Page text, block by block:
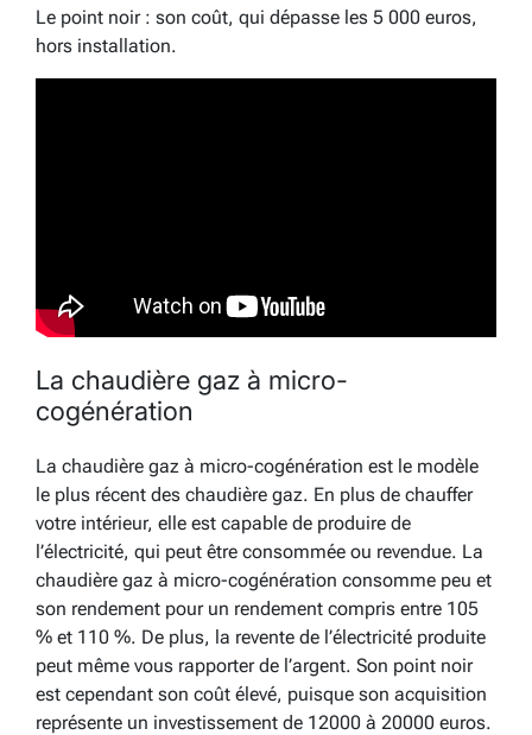
Le point noir : son coût, qui dépasse les 5 000 euros,
hors installation.
La chaudière gaz à micro-
cogénération
La chaudière gaz à micro-cogénération est le modèle
le plus récent des chaudière gaz. En plus de chauffer
votre intérieur, elle est capable de produire de
l’électricité, qui peut être consommée ou revendue. La
chaudière gaz à micro-cogénération consomme peu et
son rendement pour un rendement compris entre 105
% et 110 %. De plus, la revente de l’électricité produite
peut même vous rapporter de l’argent. Son point noir
est cependant son coût élevé, puisque son acquisition
représente un investissement de 12000 à 20000 euros.